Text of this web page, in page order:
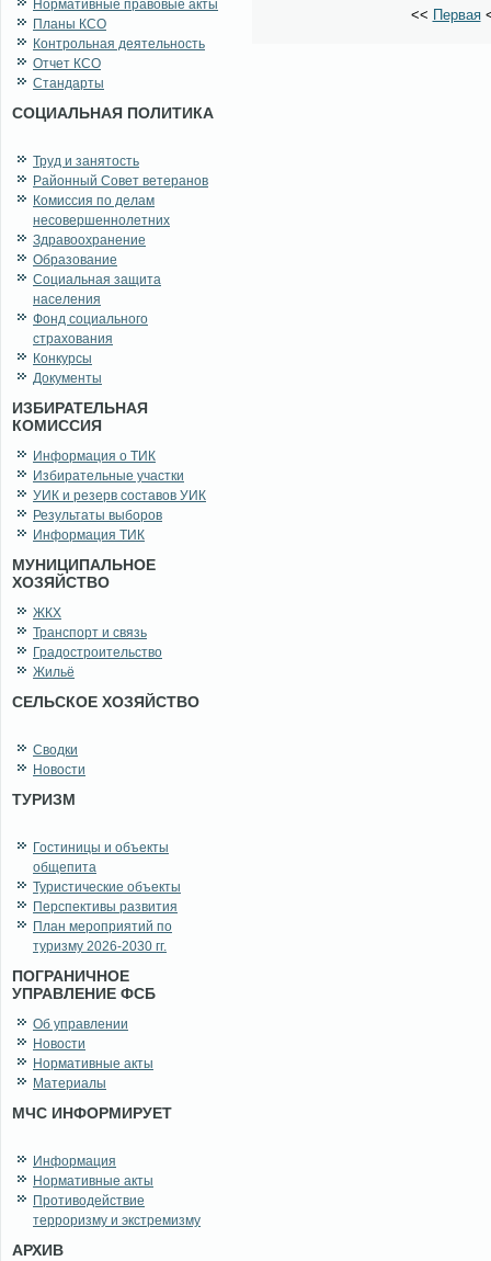
Нормативные правовые акты
Планы КСО
Контрольная деятельность
Отчет КСО
Стандарты
СОЦИАЛЬНАЯ ПОЛИТИКА
Труд и занятость
Районный Совет ветеранов
Комиссия по делам
несовершеннолетних
Здравоохранение
Образование
Социальная защита
населения
Фонд социального
страхования
Конкурсы
Документы
ИЗБИРАТЕЛЬНАЯ
КОМИССИЯ
Информация о ТИК
Избирательные участки
УИК и резерв составов УИК
Результаты выборов
Информация ТИК
МУНИЦИПАЛЬНОЕ
ХОЗЯЙСТВО
ЖКХ
Транспорт и связь
Градостроительство
Жильё
СЕЛЬСКОЕ ХОЗЯЙСТВО
Сводки
Новости
ТУРИЗМ
Гостиницы и объекты
общепита
Туристические объекты
Перспективы развития
План мероприятий по
туризму 2026-2030 гг.
ПОГРАНИЧНОЕ
УПРАВЛЕНИЕ ФСБ
Об управлении
Новости
Нормативные акты
Материалы
МЧС ИНФОРМИРУЕТ
Информация
Нормативные акты
Противодействие
терроризму и экстремизму
АРХИВ
<< Первая